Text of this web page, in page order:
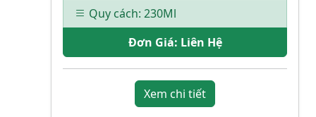
Quy cách: 230Ml
Đơn Giá: Liên Hệ
Xem chi tiết